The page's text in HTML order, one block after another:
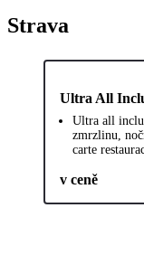
Strava
Ultra All
Ultra all
zmrzlinu,
carte
v ceně